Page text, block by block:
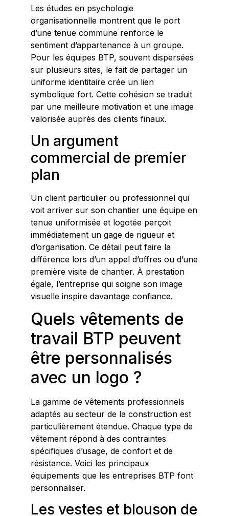
Les études en psychologie
organisationnelle montrent que le port
d’une tenue commune renforce le
sentiment d’appartenance à un groupe.
Pour les équipes BTP, souvent dispersées
sur plusieurs sites, le fait de partager un
uniforme identitaire crée un lien
symbolique fort. Cette cohésion se traduit
par une meilleure motivation et une image
valorisée auprès des clients finaux.
Un argument
commercial de premier
plan
Un client particulier ou professionnel qui
voit arriver sur son chantier une équipe en
tenue uniformisée et logotée perçoit
immédiatement un gage de rigueur et
d’organisation. Ce détail peut faire la
différence lors d’un appel d’offres ou d’une
première visite de chantier. À prestation
égale, l’entreprise qui soigne son image
visuelle inspire davantage confiance.
Quels vêtements de
travail BTP peuvent
être personnalisés
avec un logo ?
La gamme de vêtements professionnels
adaptés au secteur de la construction est
particulièrement étendue. Chaque type de
vêtement répond à des contraintes
spécifiques d’usage, de confort et de
résistance. Voici les principaux
équipements que les entreprises BTP font
personnaliser.
Les vestes et blouson de